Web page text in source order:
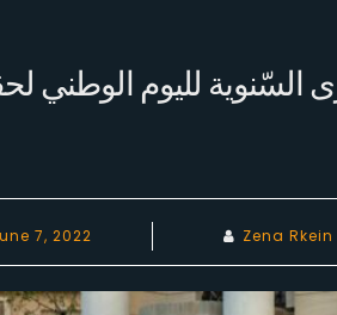
السّنوية لليوم الوطني
7, 2022 Zena Rkein